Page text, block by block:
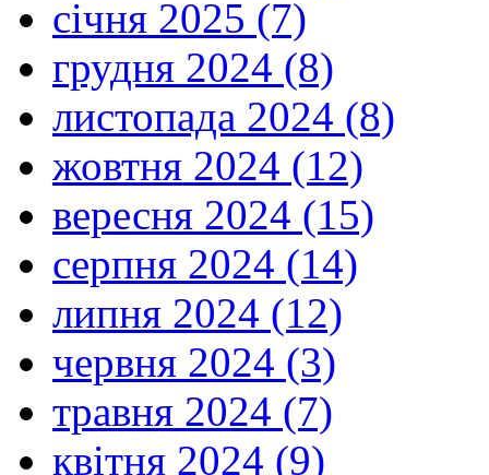
січня 2025 (7)
грудня 2024 (8)
листопада 2024 (8)
жовтня 2024 (12)
вересня 2024 (15)
серпня 2024 (14)
липня 2024 (12)
червня 2024 (3)
травня 2024 (7)
квітня 2024 (9)